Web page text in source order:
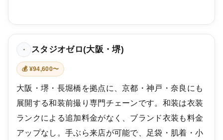
・ スタジオゼロ(大阪・堺)
💰 ¥94,600〜
大阪・堺・長堀橋を拠点に、京都・神戸・奈良にも
展開する和装前撮り専門チェーンです。和装は衣装
ランクによる追加料金がなく、ブランド衣装も料金
アップなし。手ぶら来店が可能で、足袋・肌着・小